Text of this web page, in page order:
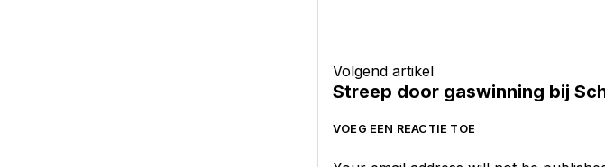
Volgend artikel
Streep door gaswinning bij
VOEG EEN REACTIE TOE